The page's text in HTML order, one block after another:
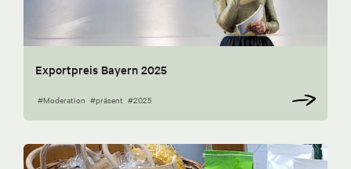
Exportpreis Bayern 2025
#Moderation #präsent #2025